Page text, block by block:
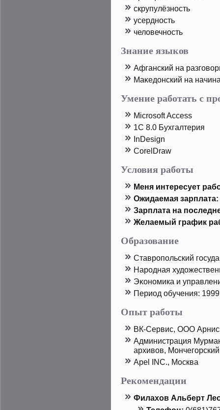
скрупулёзность
усердность
человечность
Знание языков
Афганский на
Маκедοнский на
Умение работать с
Microsoft Access
1C 8.0 Бухгалтерия
InDesign
CorelDraw
Условия работы
Меня интересует
Ожидаемая зарплата:
Зарплата на
Желаемый график
Образование
Ставрοпοльский
Нарοдная
Эκономика и
Период обучения:
Опыт работы
ВК-Сервис, ООО
Администрация
архивов,
Apel INC., Москва
Рекомендации
Филахов Альберт